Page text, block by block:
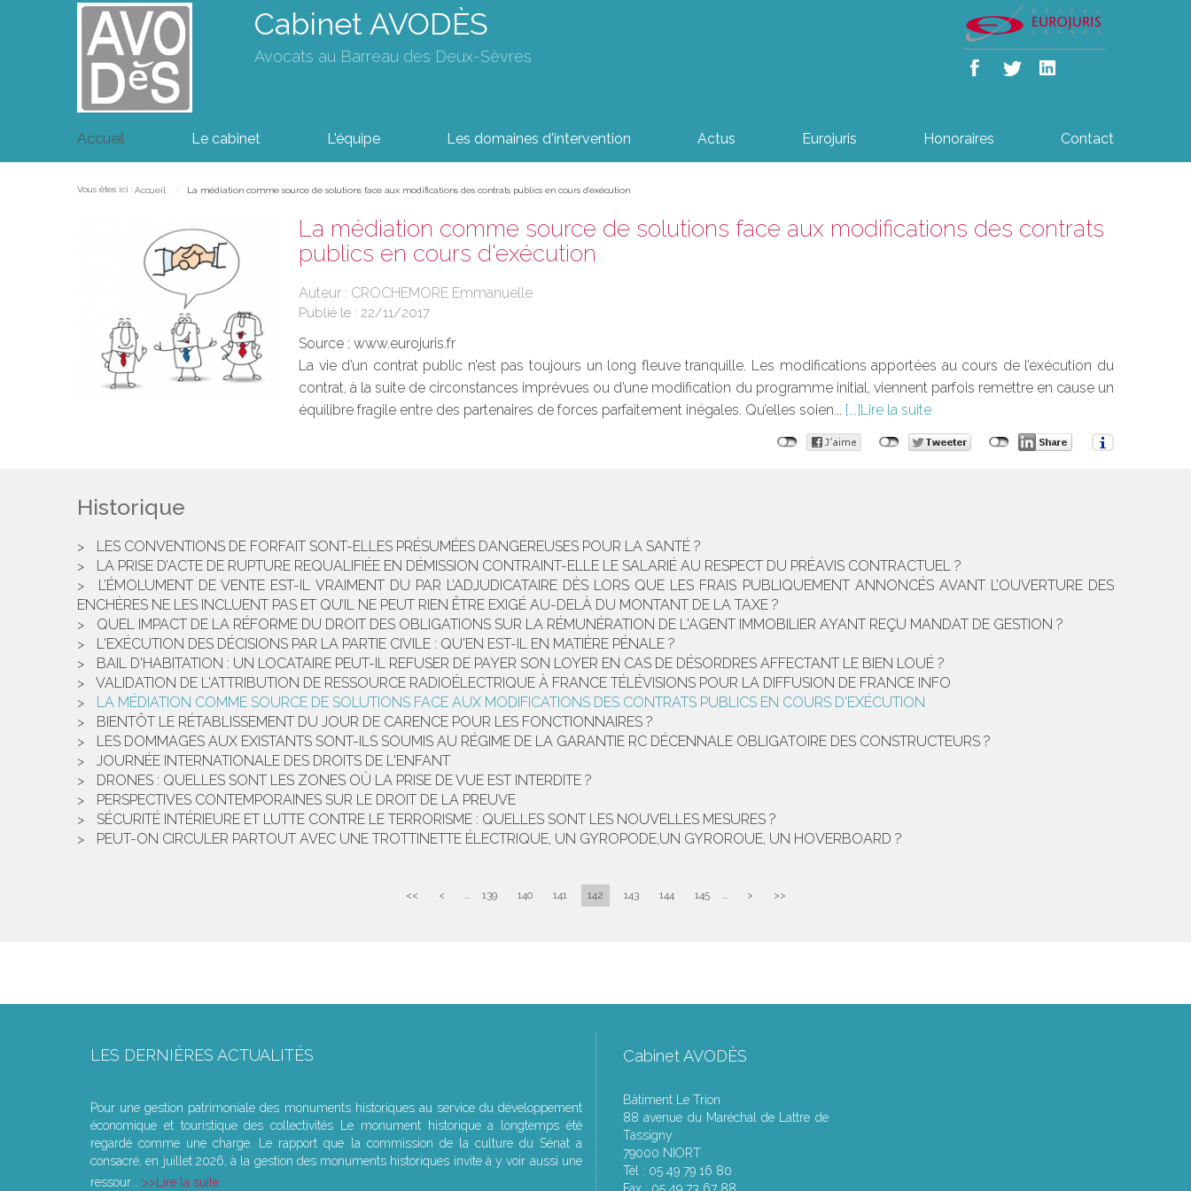
Cabinet AVODÈS
Avocats au Barreau des Deux-Sèvres
Accueil Le cabinet L'équipe Les domaines d'intervention Actus Eurojuris Honoraires Contact
Vous êtes ici : Accueil La médiation comme source de solutions face aux modifications des contrats publics en cours d'exécution
La médiation comme source de solutions face aux modifications des contrats
publics en cours d'exécution
Auteur : CROCHEMORE Emmanuelle
Publié le : 22/11/2017
Source : www.eurojuris.fr
La vie d’un contrat public n’est pas toujours un long fleuve tranquille. Les modifications apportées au cours de l’exécution du
contrat, à la suite de circonstances imprévues ou d’une modification du programme initial, viennent parfois remettre en cause un
équilibre fragile entre des partenaires de forces parfaitement inégales. Qu’elles soien...
Lire la suite
Historique
LES CONVENTIONS DE FORFAIT SONT-ELLES PRÉSUMÉES DANGEREUSES POUR LA SANTÉ ?
LA PRISE D’ACTE DE RUPTURE REQUALIFIÉE EN DÉMISSION CONTRAINT-ELLE LE SALARIÉ AU RESPECT DU PRÉAVIS CONTRACTUEL ?
L’ÉMOLUMENT DE VENTE EST-IL VRAIMENT DU PAR L’ADJUDICATAIRE DÈS LORS QUE LES FRAIS PUBLIQUEMENT ANNONCÉS AVANT L’OUVERTURE DES
ENCHÈRES NE LES INCLUENT PAS ET QU’IL NE PEUT RIEN ÊTRE EXIGÉ AU-DELÀ DU MONTANT DE LA TAXE ?
QUEL IMPACT DE LA RÉFORME DU DROIT DES OBLIGATIONS SUR LA RÉMUNÉRATION DE L'AGENT IMMOBILIER AYANT REÇU MANDAT DE GESTION ?
L'EXÉCUTION DES DÉCISIONS PAR LA PARTIE CIVILE : QU'EN EST-IL EN MATIÈRE PÉNALE ?
BAIL D'HABITATION : UN LOCATAIRE PEUT-IL REFUSER DE PAYER SON LOYER EN CAS DE DÉSORDRES AFFECTANT LE BIEN LOUÉ ?
VALIDATION DE L'ATTRIBUTION DE RESSOURCE RADIOÉLECTRIQUE À FRANCE TÉLÉVISIONS POUR LA DIFFUSION DE FRANCE INFO
LA MÉDIATION COMME SOURCE DE SOLUTIONS FACE AUX MODIFICATIONS DES CONTRATS PUBLICS EN COURS D'EXÉCUTION
BIENTÔT LE RÉTABLISSEMENT DU JOUR DE CARENCE POUR LES FONCTIONNAIRES ?
LES DOMMAGES AUX EXISTANTS SONT-ILS SOUMIS AU RÉGIME DE LA GARANTIE RC DÉCENNALE OBLIGATOIRE DES CONSTRUCTEURS ?
JOURNÉE INTERNATIONALE DES DROITS DE L'ENFANT
DRONES : QUELLES SONT LES ZONES OÙ LA PRISE DE VUE EST INTERDITE ?
PERSPECTIVES CONTEMPORAINES SUR LE DROIT DE LA PREUVE
SÉCURITÉ INTÉRIEURE ET LUTTE CONTRE LE TERRORISME : QUELLES SONT LES NOUVELLES MESURES ?
PEUT-ON CIRCULER PARTOUT AVEC UNE TROTTINETTE ÉLECTRIQUE, UN GYROPODE,UN GYROROUE, UN HOVERBOARD ?
<< < ... 139 140 141 142 143 144 145 ... > >>
LES DERNIÈRES ACTUALITÉS
Pour une gestion patrimoniale des monuments historiques au service du développement
économique et touristique des collectivités Le monument historique a longtemps été
regardé comme une charge. Le rapport que la commission de la culture du Sénat a
consacré, en juillet 2026, à la gestion des monuments historiques invite à y voir aussi une
ressour...
Lire la suite
Cabinet AVODÈS
Bâtiment Le Trion
88 avenue du Maréchal de Lattre de
Tassigny
79000 NIORT
Tél : 05 49 79 16 80